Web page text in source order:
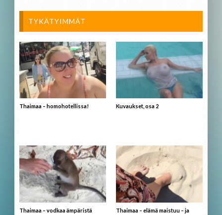
TYKÄTYIMMÄT
Thaimaa – homohotellissa! Kuvaukset, osa 2
Thaimaa – vodkaa ämpäristä
Thaimaa – elämä maistuu – ja